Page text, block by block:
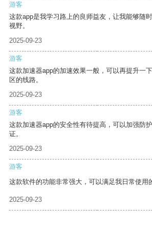
游客
这款app是我学习路上的良师益友，让我能够随
视野。
2025-09-23
游客
这款加速器app的加速效果一般，可以再提升一
区的线路。
2025-09-23
游客
这款加速器app的安全性有待提高，可以加强防
证。
2025-09-23
游客
这款软件的功能非常强大，可以满足我日常使用
2025-09-23